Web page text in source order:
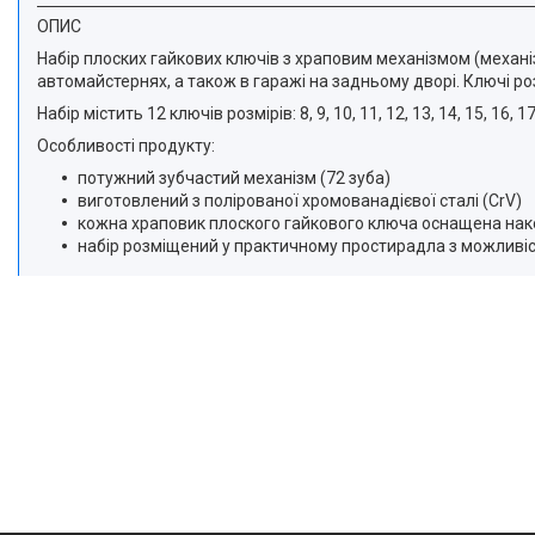
ОПИС
Набір плоских гайкових ключів з храповим механізмом
автомайстернях, а також в гаражі на задньому дворі. Ключі
Набір містить 12 ключів розмірів: 8, 9, 10, 11, 12, 13, 14, 15, 16,
Особливості продукту:
потужний зубчастий механізм (72 зуба)
виготовлений з полірованої хромованадієвої сталі (CrV)
кожна храповик плоского гайкового ключа оснащена
набір розміщений у практичному простирадла з